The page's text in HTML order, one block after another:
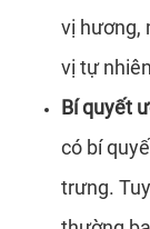
vị hương,
vị tự
Bí quyết
có bí
trưng.